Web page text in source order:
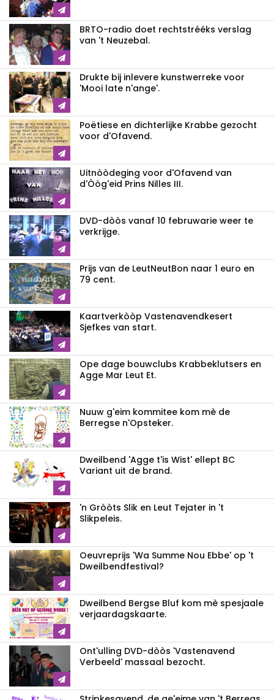
BRTO-radio doet rechtstrééks verslag
van 't Neuzebal.
Drukte bij inlevere kunstwerreke voor
'Mooi late n'ange'.
Poëtiese en dichterlijke Krabbe gezocht
voor d'Ofavend.
Uitnòòdeging voor d'Ofavend van
d'Òòg'eid Prins Nilles III.
DVD-dòòs vanaf 10 februwarie weer te
verkrijge.
Prijs van de LeutNeutBon naar 1 euro en
79 cent.
Kaartverkòòp Vastenavendkesert
Sjefkes van start.
Ope dage bouwclubs Krabbeklutsers en
Agge Mar Leut Et.
Nuuw g'eim kommitee kom mè de
Berregse n'Opsteker.
Dweilbend 'Agge t'is Wist' ellept BC
Variant uit de brand.
'n Gròòts Slik en Leut Tejater in 't
Slikpeleis.
Oeuvreprijs 'Wa Summe Nou Ebbe' op 't
Dweilbendfestival?
Dweilbend Bergse Bluf kom mè spesjaale
verjaardagskaarte.
Ont'ulling DVD-dòòs 'Vastenavend
Verbeeld' massaal bezocht.